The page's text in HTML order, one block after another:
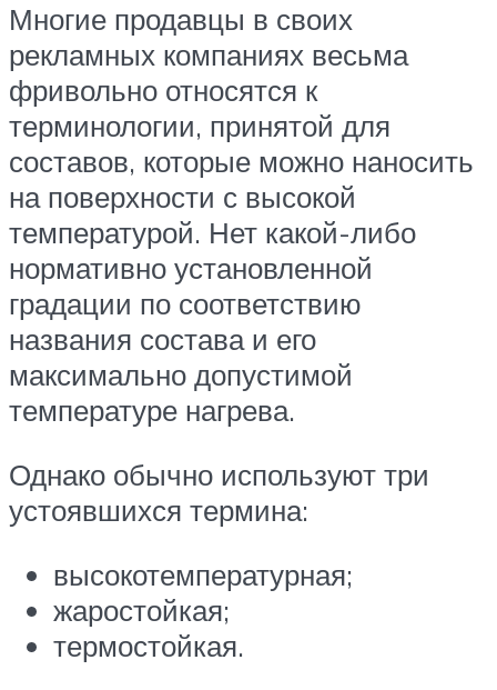
Многие продавцы в своих
рекламных компаниях весьма
фривольно относятся к
терминологии, принятой для
составов, которые можно наносить
на поверхности с высокой
температурой. Нет какой-либо
нормативно установленной
градации по соответствию
названия состава и его
максимально допустимой
температуре нагрева.
Однако обычно используют три
устоявшихся термина:
высокотемпературная;
жаростойкая;
термостойкая.